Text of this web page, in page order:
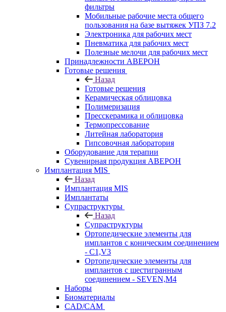
фильтры
Мобильные рабочие места общего
пользования на базе вытяжек УПЗ 7.2
Электроника для рабочих мест
Пневматика для рабочих мест
Полезные мелочи для рабочих мест
Принадлежности АВЕРОН
Готовые решения
Назад
Готовые решения
Керамическая облицовка
Полимеризация
Пресскерамика и облицовка
Термопрессование
Литейная лаборатория
Гипсовочная лаборатория
Оборудование для терапии
Сувенирная продукция АВЕРОН
Имплантация MIS
Назад
Имплантация MIS
Имплантаты
Супраструктуры
Назад
Супраструктуры
Ортопедические элементы для
имплантов с коническим соединением
- C1,V3
Ортопедические элементы для
имплантов с шестигранным
соединением - SEVEN,M4
Наборы
Биоматериалы
CAD/CAM